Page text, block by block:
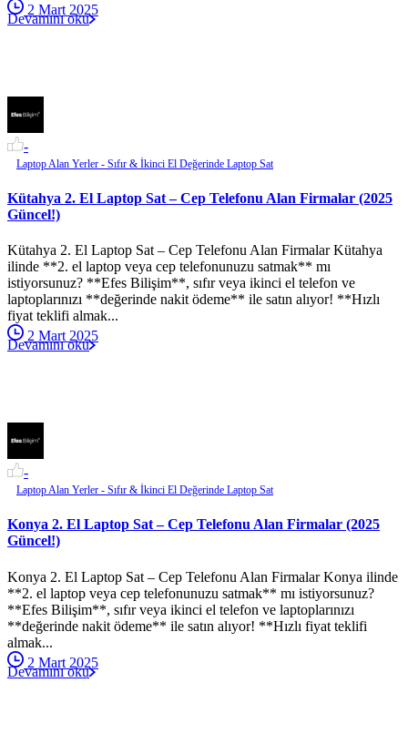
2 Mart 2025
Devamını oku
-
Laptop Alan Yerler - Sıfır & İkinci El Değerinde Laptop Sat
Kütahya 2. El Laptop Sat – Cep Telefonu Alan Firmalar (2025
Güncel!)
Kütahya 2. El Laptop Sat – Cep Telefonu Alan Firmalar Kütahya
ilinde **2. el laptop veya cep telefonunuzu satmak** mı
istiyorsunuz? **Efes Bilişim**, sıfır veya ikinci el telefon ve
laptoplarınızı **değerinde nakit ödeme** ile satın alıyor! **Hızlı
fiyat teklifi almak...
2 Mart 2025
Devamını oku
-
Laptop Alan Yerler - Sıfır & İkinci El Değerinde Laptop Sat
Konya 2. El Laptop Sat – Cep Telefonu Alan Firmalar (2025
Güncel!)
Konya 2. El Laptop Sat – Cep Telefonu Alan Firmalar Konya ilinde
**2. el laptop veya cep telefonunuzu satmak** mı istiyorsunuz?
**Efes Bilişim**, sıfır veya ikinci el telefon ve laptoplarınızı
**değerinde nakit ödeme** ile satın alıyor! **Hızlı fiyat teklifi
almak...
2 Mart 2025
Devamını oku